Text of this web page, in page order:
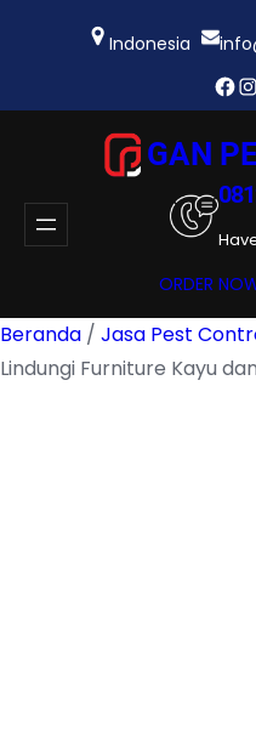
Indonesia
GAN
ORDER
Beranda / Jasa Pest
Lindungi Furniture Kayu